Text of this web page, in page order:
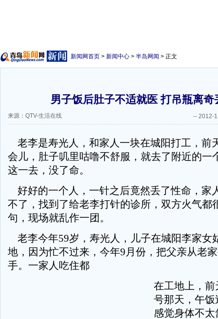
新闻网首页 > 新闻中心 > 半岛网闻 > 正文
男子饭后肚子不适就医 打吊瓶离奇
来源：QTV-生活在线 -- 2012-
老李是寿光人，和家人一块在城阳打工，前
会儿，肚子叽里咕噜不舒服，就去了附近的一
这一去，没了命。
好好的一个人，一针之后竟然丢了性命，家
不了，找到了给老李打针的诊所，双方火气都
句，现场就乱作一团。
老李今年59岁，寿光人，儿子在城阳李家女
地，因为忙不过来，今年9月份，把父亲从老
手。一家人吃住都
在工地上，前
号那天，午
感觉身体不太